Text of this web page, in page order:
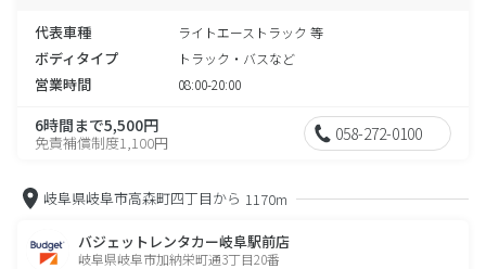
代表車種 ライトエーストラック 等
ボディタイプ トラック・バスなど
営業時間 08:00-20:00
6時間まで5,500円
免責補償制度1,100円 058-272-0100
岐阜県岐阜市高森町四丁目から 1170m
バジェットレンタカー岐阜駅前店
岐阜県岐阜市加納栄町通3丁目20番